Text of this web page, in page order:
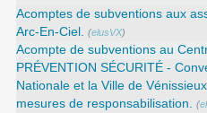
Acomptes de subventions aux
Arc-En-Ciel.
(elusVX)
Acompte de subventions au
PRÉVENTION SÉCURITÉ -
Nationale et la Ville de
mesures de responsabilisation.
(